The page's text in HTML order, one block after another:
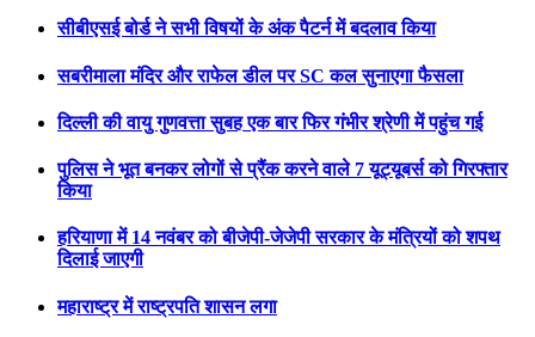
सीबीएसई बोर्ड ने सभी विषयों के अंक पैटर्न में बदलाव किया
सबरीमाला मंदिर और राफेल डील पर SC कल सुनाएगा फैसला
दिल्ली की वायु गुणवत्ता सुबह एक बार फिर गंभीर श्रेणी में पहुंच गई
पुलिस ने भूत बनकर लोगों से प्रैंक करने वाले 7 यूट्यूबर्स को गिरफ्तार
किया
हरियाणा में 14 नवंबर को बीजेपी-जेजेपी सरकार के मंत्रियों को शपथ
दिलाई जाएगी
महाराष्ट्र में राष्ट्रपति शासन लगा